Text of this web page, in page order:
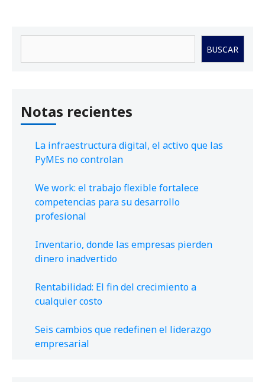
BUSCAR
Notas recientes
La infraestructura digital, el activo que las
PyMEs no controlan
We work: el trabajo flexible fortalece
competencias para su desarrollo
profesional
Inventario, donde las empresas pierden
dinero inadvertido
Rentabilidad: El fin del crecimiento a
cualquier costo
Seis cambios que redefinen el liderazgo
empresarial